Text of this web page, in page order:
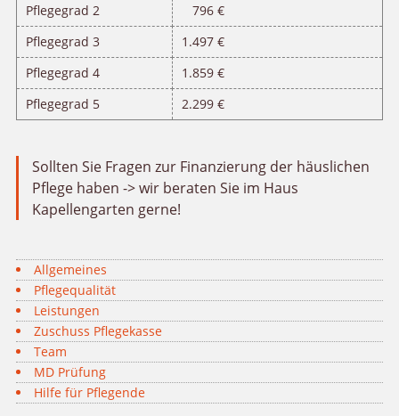
Pflegegrad 2
796 €
Pflegegrad 3
1.497 €
Pflegegrad 4
1.859 €
Pflegegrad 5
2.299 €
Sollten Sie Fragen zur Finanzierung der häuslichen
Pflege haben -> wir beraten Sie im Haus
Kapellengarten gerne!
Allgemeines
Pflegequalität
Leistungen
Zuschuss Pflegekasse
Team
MD Prüfung
Hilfe für Pflegende